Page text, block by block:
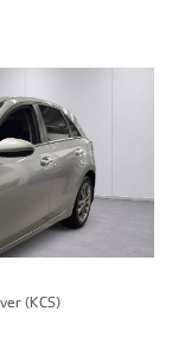
(KCS)